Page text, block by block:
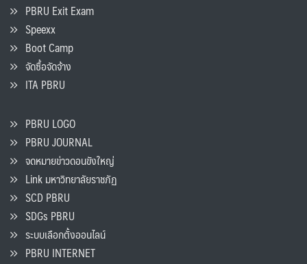
PBRU Exit Exam
Speexx
Boot Camp
จัดซื้อจัดจ้าง
ITA PBRU
PBRU LOGO
PBRU JOURNAL
จดหมายข่าวดอนขังใหญ่
Link มหาวิทยาลัยราชภัฏ
SCD PBRU
SDGs PBRU
ระบบเลือกตั้งออนไลน์
PBRU INTERNET